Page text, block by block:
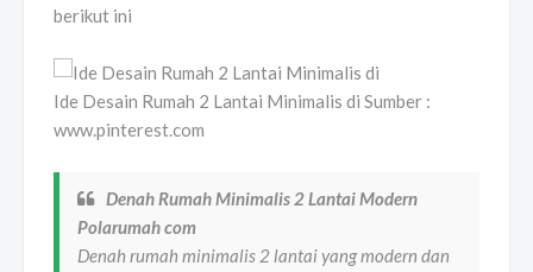
berikut ini
Ide Desain Rumah 2 Lantai Minimalis di Sumber :
www.pinterest.com
Denah Rumah Minimalis 2 Lantai Modern
Polarumah com
Denah rumah minimalis 2 lantai yang modern dan